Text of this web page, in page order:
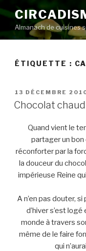
au
contenu
principal
Almanach de cuisines
ÉTIQUETTE :
PUBLIÉ
LE
13 DÉCEMBRE
Chocolat
Quand vient le
partager un
réconforter par la
la douceur du
impérieuse Reine
A n’en pas douter,
d’hiver s’est
monde à travers
même de le faire
qui